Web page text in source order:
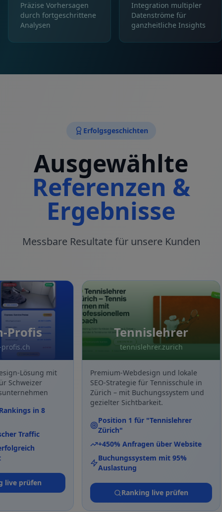
Präzise Vorhersagen
durch fortgeschrittene
Analysen
Integration multipler
Datenströme für
ganzheitliche Insights
Erfolgsgeschichten
Ausgewählte
Referenzen &
Ergebnisse
Messbare Resultate für unsere Kunden
Lösung mit
in 8
Traffic
prüfen
Tennislehrer
tennislehrer.zurich
Premium-Webdesign und lokale
SEO-Strategie für Tennisschule in
Zürich – mit Buchungssystem und
gezielter Sichtbarkeit.
Position 1 für "Tennislehrer
Zürich"
+450% Anfragen über Website
Buchungssystem mit 95%
Auslastung
Ranking live prüfen